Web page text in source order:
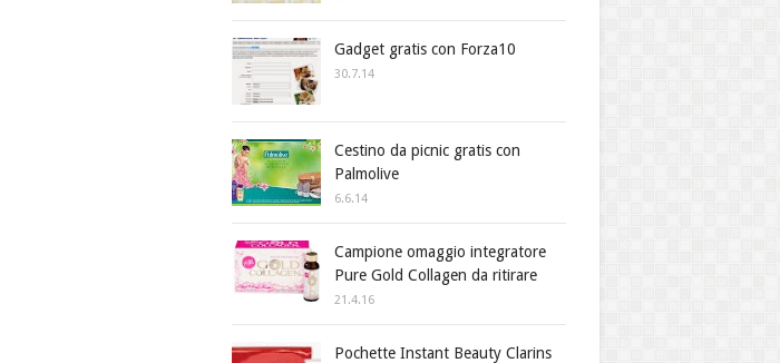
Gadget gratis con Forza10
30.7.14
Cestino da picnic gratis con
Palmolive
6.6.14
Campione omaggio integratore
Pure Gold Collagen da ritirare
21.4.16
Pochette Instant Beauty Clarins